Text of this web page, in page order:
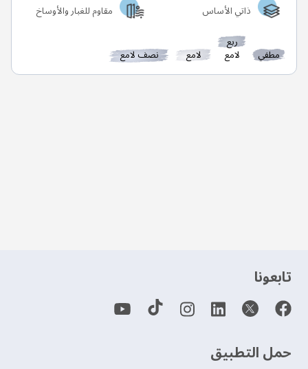
ذاتي الأساس مقاوم للغبار والأوساخ
مطفي
ربع
لامع لامع نصف لامع
‫تابعونا‬
حمل التطبيق